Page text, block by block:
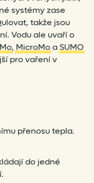
systémy zase
takže jsou
Vodu ale uvaří o
, MicroMoaSUMO
pro vaření v
přenosu tepla.
do jedné